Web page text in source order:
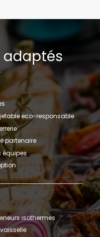
adaptés
eco-responsable
partenaire
équipes
isothermes